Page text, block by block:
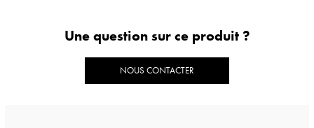
Une question sur ce produit ?
NOUS CONTACTER